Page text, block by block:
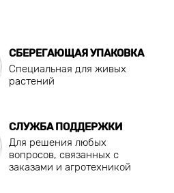
СБЕРЕГАЮЩАЯ УПАКОВКА
Специальная для живых
растений
СЛУЖБА ПОДДЕРЖКИ
Для решения любых
вопросов, связанных с
заказами и агротехникой